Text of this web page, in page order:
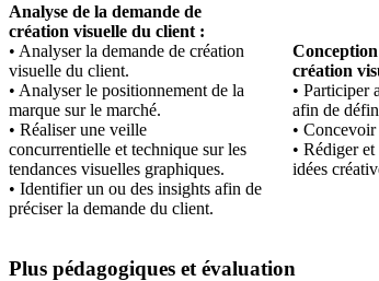
Analyse de la demande de
création visuelle du client :
• Analyser la demande de création
visuelle du client.
• Analyser le positionnement de la
marque sur le marché.
• Réaliser une veille
concurrentielle et technique sur les
tendances visuelles graphiques.
• Identifier un ou des insights afin de
préciser la demande du client.
création
• Participer
afin de
• Concevoir
• Rédiger
idées
Plus pédagogiques et évaluation